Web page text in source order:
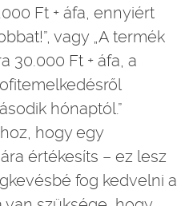
Ft + áfa, ennyiért
vagy „A termék
30.000 Ft + áfa, a
hónaptól.”
hogy egy
értékesíts – ez lesz
fog kedvelni a